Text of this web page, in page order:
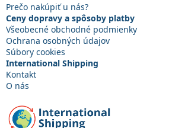
Prečo nakúpiť u nás?
Ceny dopravy a spôsoby platby
Všeobecné obchodné podmienky
Ochrana osobných údajov
Súbory cookies
International Shipping
Kontakt
O nás